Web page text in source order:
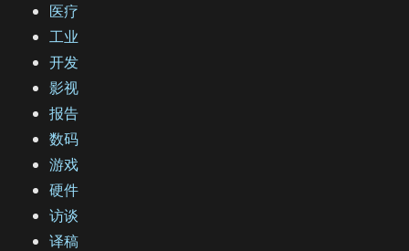
医疗
工业
开发
影视
报告
数码
游戏
硬件
访谈
译稿